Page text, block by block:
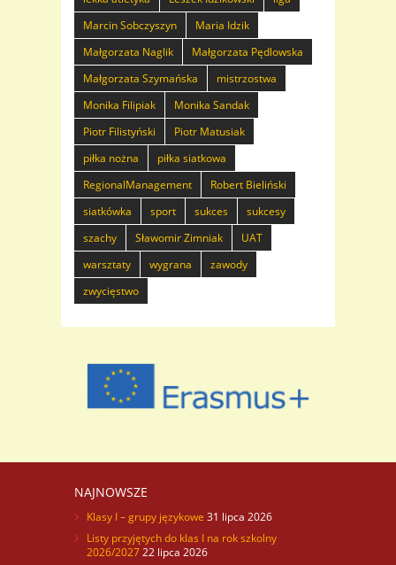
Marcin Sobczyszyn
Maria Idzik
Małgorzata Naglik
Małgorzata Pędlowska
Małgorzata Szymańska
mistrzostwa
Monika Filipiak
Monika Sandak
Piotr Filistyński
Piotr Matusiak
piłka nożna
piłka siatkowa
RegionalManagement
Robert Bieliński
siatkówka
sport sukces
sukcesy
szachy
Sławomir Zimniak
UAT
warsztaty
wygrana
zawody
zwycięstwo
NAJNOWSZE
Klasy I – grupy językowe 31 lipca 2026
Listy przyjętych do klas I na rok szkolny
2026/202722 lipca 2026